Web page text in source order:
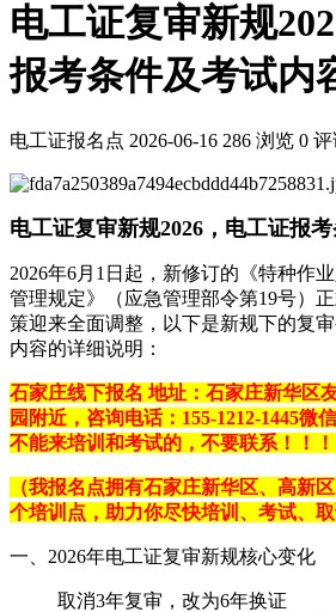
电工证复审新规
报考条件及考试内
电工证报名点 2026-06-16 286 浏览 0
电工证复审新规2026，电工证报
2026年6月1日起，新修订的《特种作
管理规定》（应急管理部令第19号）
策迎来全面调整，以下是新规下的复
内容的详细说明：
石家庄线下报名 地址：石家庄新华区
园附近，咨询电话：155-1212-1445微
不能来培训和考试的，不要联系！！！
（我报名点拥有石家庄新华区、高新
个培训点，助力你尽快培训、考试、取
一、2026年电工证复审新规核心变化
‌取消3年复审，改为6年换证‌